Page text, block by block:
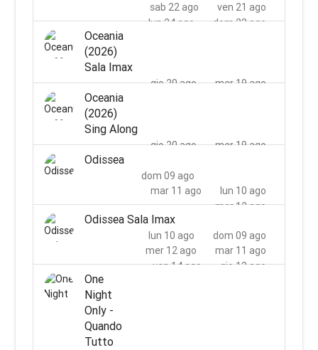
ven 21 ago
sab 22 ago
dom 23 ago
lun 24 ago
Oceania
(2026)
Sala Imax
mer 19 ago
gio 20 ago
Oceania
(2026)
Sing Along
mer 19 ago
gio 20 ago
Odissea
dom 09 ago
lun 10 ago
mar 11 ago
mer 12 ago
Odissea Sala Imax
dom 09 ago
lun 10 ago
mar 11 ago
mer 12 ago
gio 13 ago
ven 14 ago
One
Night
Only -
Quando
Tutto